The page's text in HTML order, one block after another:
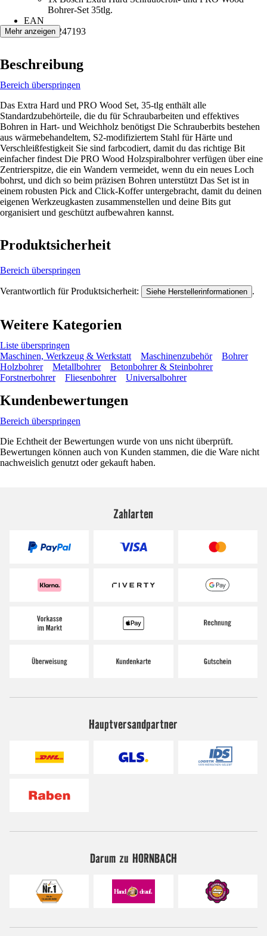
Bohrer-Set 35tlg.
EAN
6949509247193
Mehr anzeigen
Beschreibung
Bereich überspringen
Das Extra Hard und PRO Wood Set, 35‑tlg enthält alle
Standardzubehörteile, die du für Schraubarbeiten und effektives
Bohren in Hart‑ und Weichholz benötigst Die Schrauberbits bestehen
aus wärmebehandeltem, S2-modifiziertem Stahl für Härte und
Verschleißfestigkeit Sie sind farbcodiert, damit du das richtige Bit
einfacher findest Die PRO Wood Holzspiralbohrer verfügen über eine
Zentrierspitze, die ein Wandern vermeidet, wenn du ein neues Loch
bohrst, und dich so beim präzisen Bohren unterstützt Das Set ist in
einem robusten Pick and Click-Koffer untergebracht, damit du deinen
eigenen Werkzeugkasten zusammenstellen und deine Bits gut
organisiert und geschützt aufbewahren kannst.
Produktsicherheit
Bereich überspringen
Verantwortlich für Produktsicherheit: Siehe Herstellerinformationen .
Weitere Kategorien
Liste überspringen
Maschinen, Werkzeug & Werkstatt
Maschinenzubehör
Bohrer
Holzbohrer
Metallbohrer
Betonbohrer & Steinbohrer
Forstnerbohrer
Fliesenbohrer Universalbohrer
Kundenbewertungen
Bereich überspringen
Die Echtheit der Bewertungen wurde von uns nicht überprüft.
Bewertungen können auch von Kunden stammen, die die Ware nicht
nachweislich genutzt oder gekauft haben.
Zahlarten
Hauptversandpartner
Darum zu HORNBACH